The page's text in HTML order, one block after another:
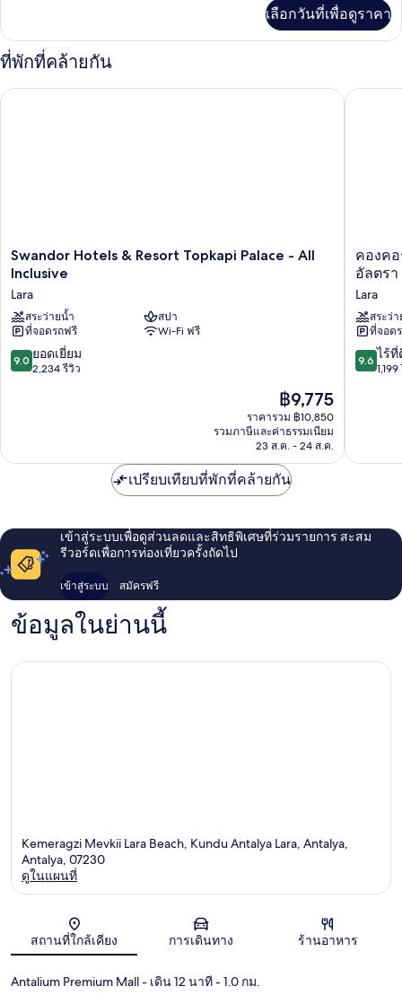
เกี่ยว
กับ
ห้อง
เลือกวันที่เพื่อดูราคา
ที่พักที่คล้ายกัน
Swandor
Hotels
Resort
Topkapi
Palace
-
All
Swandor Hotels & Resort Topkapi Palace - All
Inclusive
Lara
สระว่ายน้ำ
สปา
ที่จอดรถฟรี
Wi-Fi ฟรี
9.0
จาก
9.0 ยอดเยี่ยม
2,234 รีวิว
ราคา
ปัจจุบัน
คือ
฿9,775
฿9,775
ราคารวม ฿10,850
รวมภาษีและค่าธรรมเนียม
23 ส.ค. - 24 ส.ค.
Swandor Hotels & Resort Topkapi Palace - All Inclusive
คองคอร์
เดอ
ซ์
รี
สอร์ต
ลารา
อันตั
อิน
คองคอ
อัลตร
Lara
สระว่
ที่จอด
9.6
จาก
รีวิว
9.6 ไร้ที่
คองคอร์
เปรียบเทียบที่พักที่คล้ายกัน
เข้าสู่ระบบเพื่อดูส่วนลดและสิทธิพิเศษที่ร่วมรายการ สะสม
รีวอร์ดเพื่อการท่องเที่ยวครั้งถัดไป
เข้าสู่ระบบ สมัครฟรี
ข้อมูลในย่านนี้
แผนที่
Kemeragzi Mevkii Lara Beach, Kundu Antalya Lara, Antalya,
Antalya, 07230
ดูในแผนที่
สถานที่ใกล้เคียง การเดินทาง ร้านอาหาร
Antalium Premium Mall- เดิน 12 นาที- 1.0 กม.